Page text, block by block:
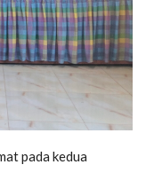
pada kedua